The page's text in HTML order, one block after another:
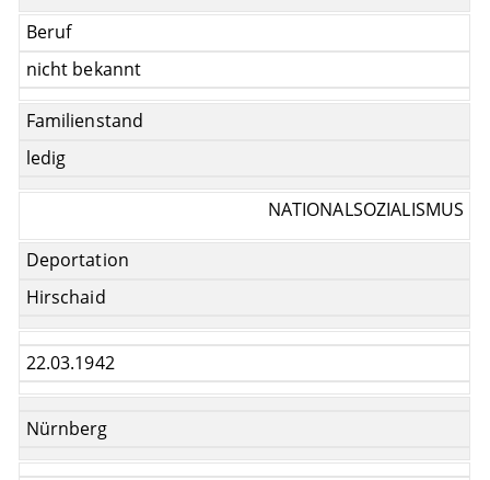
Beruf
nicht bekannt
Familienstand
ledig
NATIONALSOZIALISMUS
Deportation
Hirschaid
22.03.1942
Nürnberg